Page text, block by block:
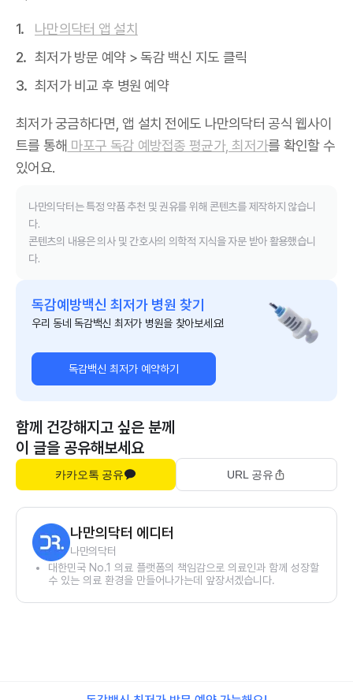
나만의닥터 앱 설치
최저가 방문 예약 > 독감 백신 지도 클릭
최저가 비교 후 병원 예약
최저가 궁금하다면, 앱 설치 전에도 나만의닥터 공식 웹사이
트를 통해 마포구 독감 예방접종 평균가, 최저가를 확인할 수
있어요.
나만의닥터는 특정 약품 추천 및 권유를 위해 콘텐츠를 제작하지 않습니
다.
콘텐츠의 내용은 의사 및 간호사의 의학적 지식을 자문 받아 활용했습니
다.
독감예방백신 최저가 병원 찾기
우리 동네 독감백신 최저가 병원을 찾아보세요!
독감백신 최저가 예약하기
함께 건강해지고 싶은 분께
이 글을 공유해보세요
카카오톡 공유 URL 공유
나만의닥터 에디터
나만의닥터
대한민국 No.1 의료 플랫폼의 책임감으로 의료인과 함께 성장할
수 있는 의료 환경을 만들어나가는데 앞장서겠습니다.